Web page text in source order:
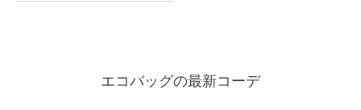
エコバッグの最新コーデ